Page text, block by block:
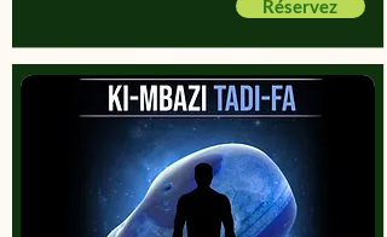
Réservez